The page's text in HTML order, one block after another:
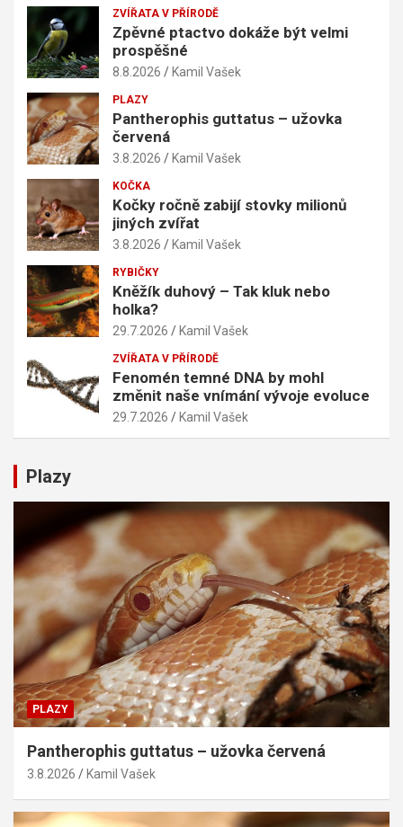
ZVÍŘATA V PŘÍRODĚ
Zpěvné ptactvo dokáže být velmi
prospěšné
8.8.2026 Kamil Vašek
PLAZY
Pantherophis guttatus – užovka
červená
3.8.2026 Kamil Vašek
KOČKA
Kočky ročně zabijí stovky milionů
jiných zvířat
3.8.2026 Kamil Vašek
RYBIČKY
Kněžík duhový – Tak kluk nebo
holka?
29.7.2026 Kamil Vašek
ZVÍŘATA V PŘÍRODĚ
Fenomén temné DNA by mohl
změnit naše vnímání vývoje evoluce
29.7.2026 Kamil Vašek
Plazy
PLAZY
Pantherophis guttatus – užovka červená
3.8.2026 Kamil Vašek